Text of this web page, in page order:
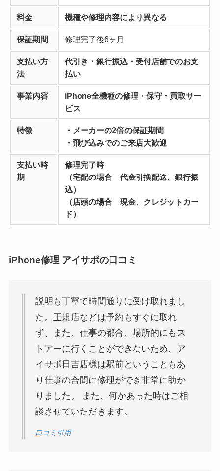
料金 機種や修理内容により異なる
保証期間 修理完了後6ヶ月
支払い方
法
代引き・銀行振込・受付店舗でのお支
払い
事業内容
iPhone全機種の修理・保守・買取サー
ビス
特徴
・メーカーの2倍の保証期間
・飛び込みでのご来店大歓迎
支払い時
期
修理完了時
（宅配の場合 代金引換配送、銀行振
込）
（店頭の場合 現金、クレジットカー
ド）
iPhone修理 アイサポの口コミ
説明も丁寧で時間通りに受け取れまし
た。正規店などは予約もすぐに取れ
ず、また、仕事の都合、場所的にもス
トアーに行くことができないため、ア
イサポ日吉店様は駅前ということもあ
り仕事の合間に修理ができ非常に助か
りました。 また、何かあった時はご相
談させていただきます。
口コミ引用